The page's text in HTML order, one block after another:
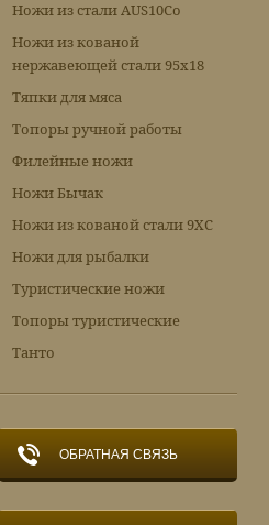
Ножи из стали AUS10Co
Ножи из кованой
нержавеющей стали 95х18
Тяпки для мяса
Топоры ручной работы
Филейные ножи
Ножи Бычак
Ножи из кованой стали 9ХС
Ножи для рыбалки
Туристические ножи
Топоры туристические
Танто
ОБРАТНАЯ СВЯЗЬ